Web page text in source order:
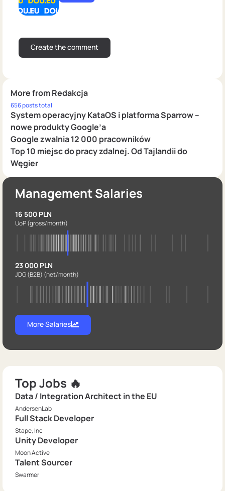
More from Redakcja
656 posts total
System operacyjny KataOS i platforma Sparrow –
nowe produkty Google’a
Google zwalnia 12 000 pracowników
Top 10 miejsc do pracy zdalnej. Od Tajlandii do
Węgier
Management Salaries
16 500 PLN
UoP(gross/month)
23 000 PLN
JDG (B2B) (net/month)
More Salaries
Top Jobs 🔥
Data / Integration Architect in the EU
AndersenLab
Full Stack Developer
Stape, Inc
Unity Developer
Moon Active
Talent Sourcer
Swarmer